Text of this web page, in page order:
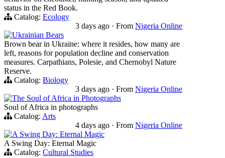
status in the Red Book.
Catalog: Ecology
3 days ago · From Nigeria Online
Ukrainian Bears
Brown bear in Ukraine: where it resides, how many are
left, reasons for population decline and conservation
measures. Carpathians, Polesie, and Chernobyl Nature
Reserve.
Catalog: Biology
3 days ago · From Nigeria Online
The Soul of Africa in Photographs
Soul of Africa in photographs
Catalog: Arts
4 days ago · From Nigeria Online
A Swing Day: Eternal Magic
A Swing Day: Eternal Magic
Catalog: Cultural Studies